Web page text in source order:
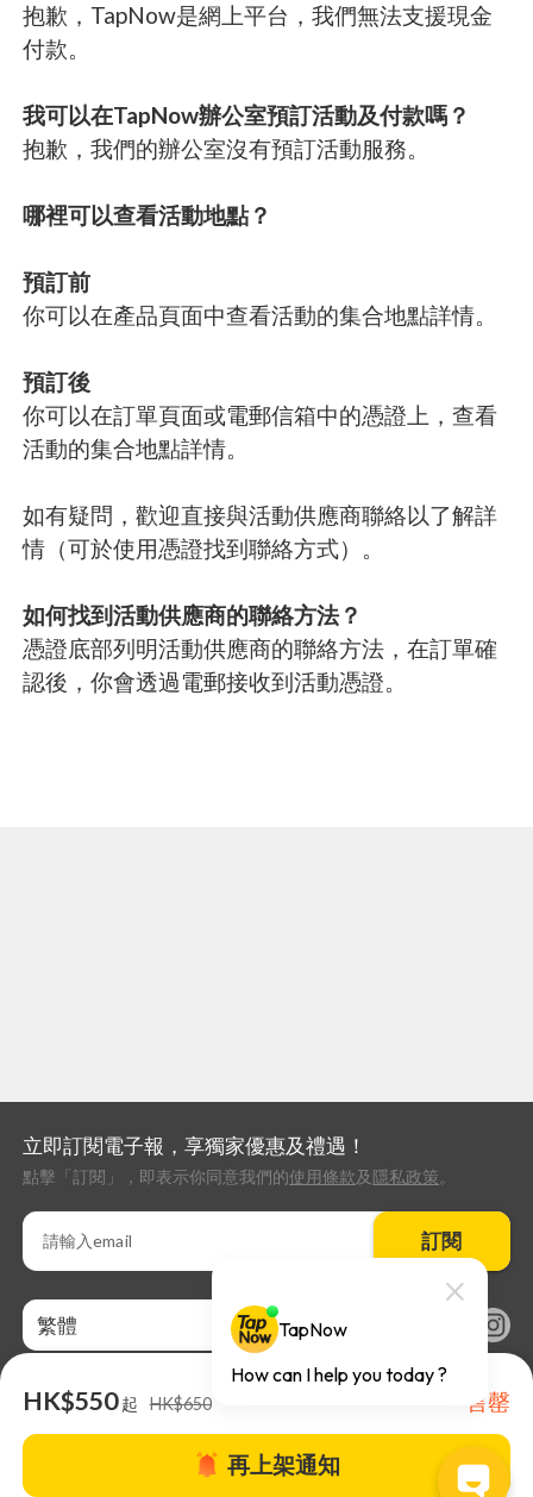
抱歉，TapNow是網上平台，我們無法支援現金
付款。
我可以在TapNow辦公室預訂活動及付款嗎？
抱歉，我們的辦公室沒有預訂活動服務。
哪裡可以查看活動地點？
預訂前
你可以在產品頁面中查看活動的集合地點詳情。
預訂後
你可以在訂單頁面或電郵信箱中的憑證上，查看
活動的集合地點詳情。
如有疑問，歡迎直接與活動供應商聯絡以了解詳
情（可於使用憑證找到聯絡方式）。
如何找到活動供應商的聯絡方法？
憑證底部列明活動供應商的聯絡方法，在訂單確
認後，你會透過電郵接收到活動憑證。
HK$550起 HK$650 售罄
再上架通知
立即訂閱電子報，享獨家優惠及禮遇！
點擊「訂閱」，即表示你同意我們的使用條款及 隱私政策。
訂閱
繁體